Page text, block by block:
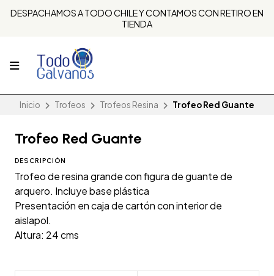
DESPACHAMOS A TODO CHILE Y CONTAMOS CON RETIRO EN
TIENDA
Inicio Trofeos Trofeos Resina Trofeo Red Guante
Trofeo Red Guante
DESCRIPCIÓN
Trofeo de resina grande con figura de guante de
arquero. Incluye base plástica
Presentación en caja de cartón con interior de
aislapol.
Altura: 24 cms